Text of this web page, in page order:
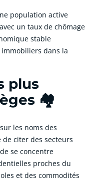
population active
un taux de chômage
stable
dans la
plus
🏘️
les noms des
citer des secteurs
se concentre
proches du
et des commodités